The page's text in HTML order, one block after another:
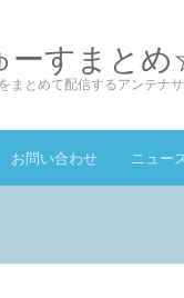
すまと
まとめて配信するアンテナ
お問い合わせ ニュー